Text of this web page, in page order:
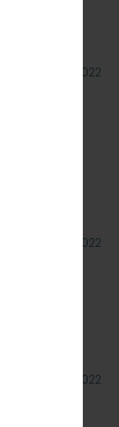
02 września 2022
SP. Z O.O.
01 września 2022
zł netto,
23 sierpnia 2022